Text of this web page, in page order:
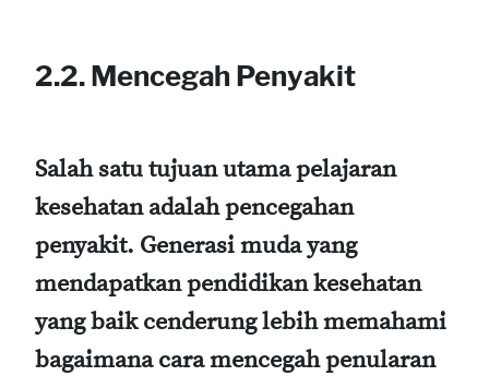
2.2. Mencegah Penyakit
Salah satu tujuan utama pelajaran
kesehatan adalah pencegahan
penyakit. Generasi muda yang
mendapatkan pendidikan kesehatan
yang baik cenderung lebih memahami
bagaimana cara mencegah penularan